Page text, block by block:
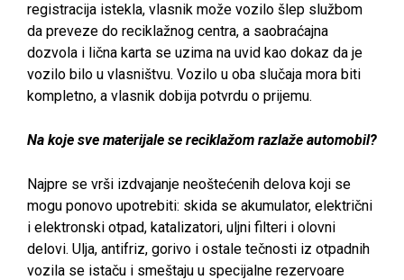
registracija istekla, vlasnik može vozilo šlep službom
da preveze do reciklažnog centra, a saobraćajna
dozvola i lična karta se uzima na uvid kao dokaz da je
vozilo bilo u vlasništvu. Vozilo u oba slučaja mora biti
kompletno, a vlasnik dobija potvrdu o prijemu.
Na koje sve materijale se reciklažom razlaže automobil?
Najpre se vrši izdvajanje neoštećenih delova koji se
mogu ponovo upotrebiti: skida se akumulator, električni
i elektronski otpad, katalizatori, uljni filteri i olovni
delovi. Ulja, antifriz, gorivo i ostale tečnosti iz otpadnih
vozila se istaču i smeštaju u specijalne rezervoare